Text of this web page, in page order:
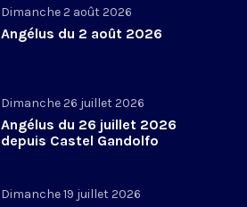
Dimanche 2 août 2026
Angélus du 2 août 2026
Dimanche 26 juillet 2026
Angélus du 26 juillet 2026
depuis Castel Gandolfo
Dimanche 19 juillet 2026